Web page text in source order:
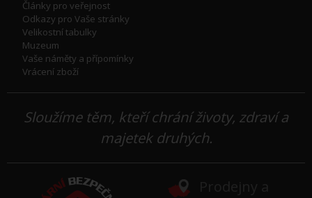
Články pro veřejnost
Odkazy pro Vaše stránky
Velikostní tabulky
Muzeum
Vaše náměty a přípomínky
Vrácení zboží
Sloužíme těm, kteří chrání životy, zdraví a
majetek druhých.